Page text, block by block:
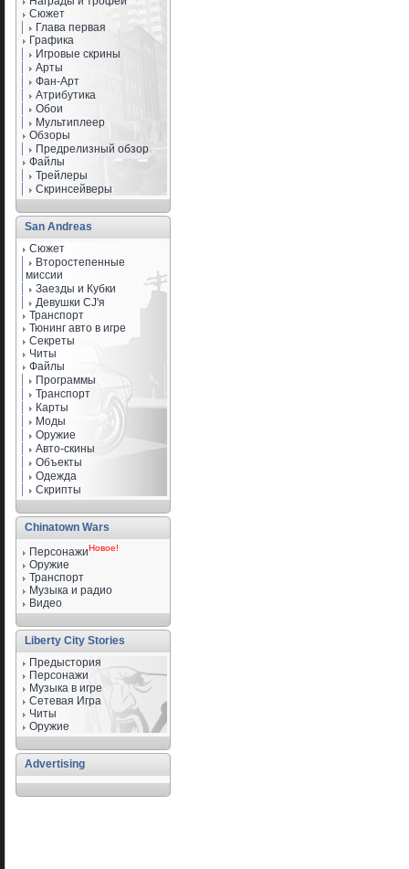
Сюжет
Глава первая
Графика
Игровые скрины
Арты
Фан-Арт
Атрибутика
Обои
Мультиплеер
Обзоры
Предрелизный обзор
Файлы
Трейлеры
Скринсейверы
San Andreas
Сюжет
Второстепенные
миссии
Заезды и Кубки
Девушки CJ'я
Транспорт
Тюнинг авто в игре
Секреты
Читы
Файлы
Программы
Транспорт
Карты
Моды
Оружие
Авто-скины
Объекты
Одежда
Скрипты
Chinatown Wars
ПерсонажиНовое!
Оружие
Транспорт
Музыка и радио
Видео
Liberty City Stories
Предыстория
Персонажи
Музыка в игре
Сетевая Игра
Читы
Оружие
Advertising